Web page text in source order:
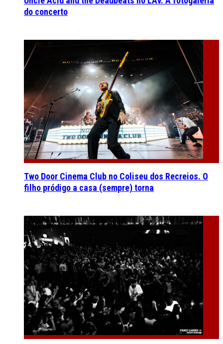
do concerto
Two Door Cinema Club no Coliseu dos Recreios. O
filho pródigo a casa (sempre) torna